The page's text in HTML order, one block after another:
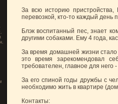
За всю историю
перевозкой, кто-то каждый день
Блэк воспитанный пес, знает
другими собаками. Ему 4 года,
За время домашней жизни стало
это время зарекомендовал
требователен, главное для него
За его спиной годы дружбы с
необходимо жить в квартире
Контакты: